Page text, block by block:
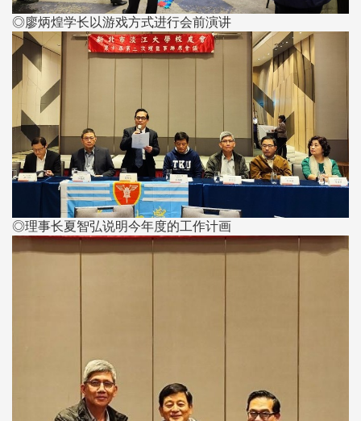
◎廖炳煌学长以游戏方式进行会前演讲
◎理事长夏智弘说明今年度的工作计画